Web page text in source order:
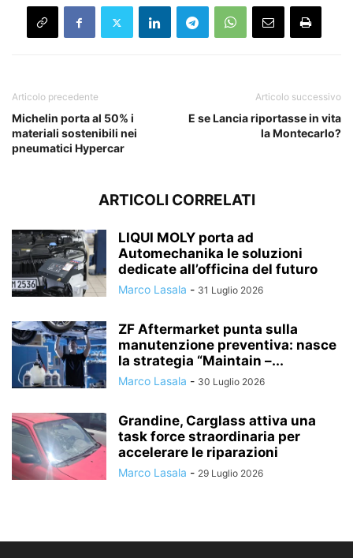
Articolo precedente
Michelin porta al 50% i
materiali sostenibili nei
pneumatici Hypercar
Articolo successivo
E se Lancia riportasse in vita
la Montecarlo?
ARTICOLI CORRELATI
LIQUI MOLY porta ad
Automechanika le soluzioni
dedicate all’officina del futuro
Marco Lasala - 31 Luglio 2026
ZF Aftermarket punta sulla
manutenzione preventiva: nasce
la strategia “Maintain –...
Marco Lasala - 30 Luglio 2026
Grandine, Carglass attiva una
task force straordinaria per
accelerare le riparazioni
Marco Lasala - 29 Luglio 2026